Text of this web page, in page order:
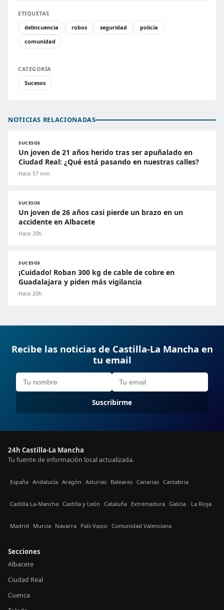
ETIQUETAS
delincuencia
robos seguridad
policía
comunidad
CATEGORÍA
Sucesos
NOTICIAS RELACIONADAS
SUCESOS
Un joven de 21 años herido tras ser apuñalado en
Ciudad Real: ¿Qué está pasando en nuestras calles?
Hace 57 min
SUCESOS
Un joven de 26 años casi pierde un brazo en un
accidente en Albacete
Hace 20h
SUCESOS
¡Cuidado! Roban 300 kg de cable de cobre en
Guadalajara y piden más vigilancia
Hace 20h
Recibe las noticias de Castilla-La Mancha en
tu email
Suscribirme
24h Castilla-La Mancha
Tu fuente de información local actualizada.
España Andalucía Aragón Asturias Baleares Canarias Cantabria
Castilla La-Mancha Castilla y León Cataluña Extremadura Galicia La Rioja
Madrid Murcia Navarra País Vasco Comunidad Valenciana
Secciones
Albacete
Ciudad Real
Cuenca